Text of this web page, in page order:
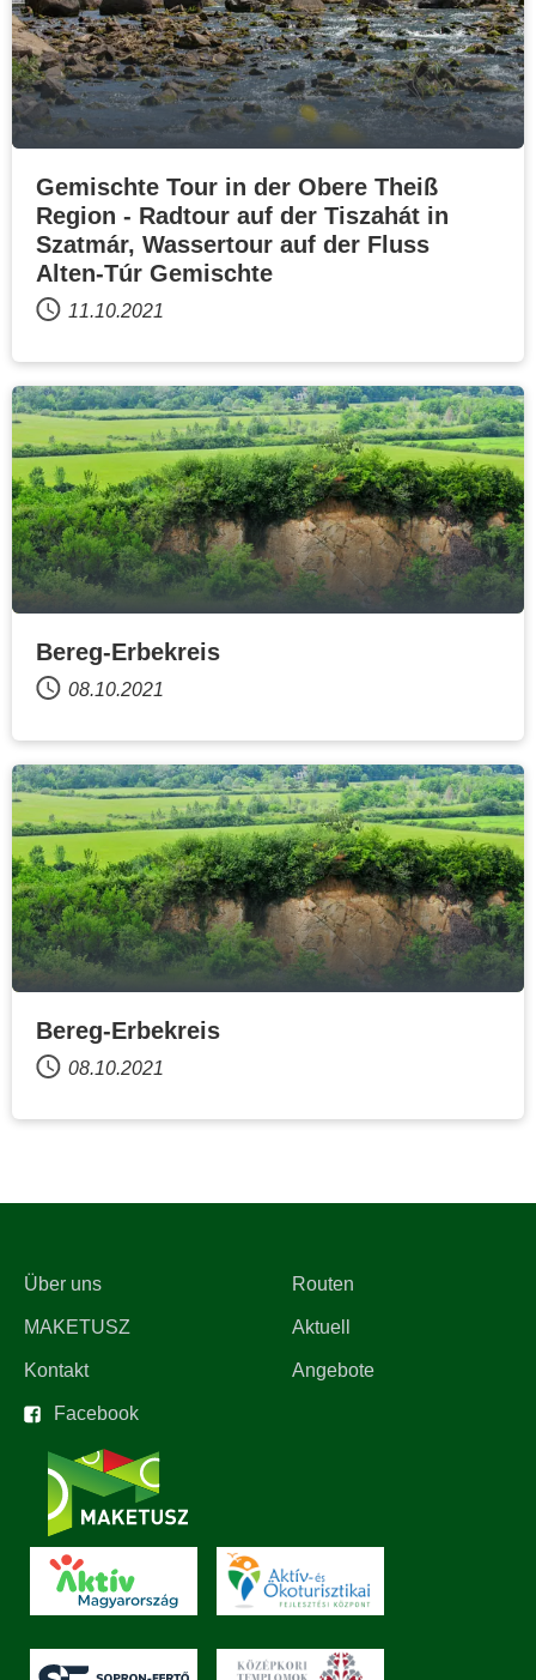
Gemischte Tour in der Obere Theiß
Region - Radtour auf der Tiszahát in
Szatmár, Wassertour auf der Fluss
Alten-Túr Gemischte
11.10.2021
Bereg-Erbekreis
08.10.2021
Bereg-Erbekreis
08.10.2021
Über uns
MAKETUSZ
Kontakt
Routen
Aktuell
Angebote
Facebook